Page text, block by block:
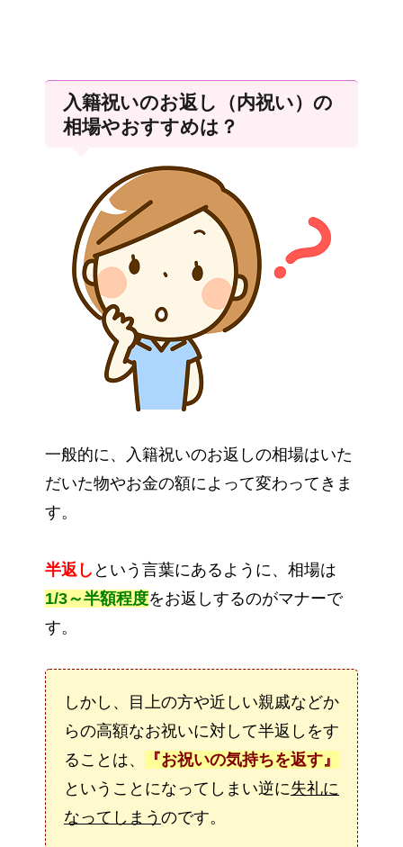
入籍祝いのお返し（内祝い）の
相場やおすすめは？
一般的に、入籍祝いのお返しの相場はいた
だいた物やお金の額によって変わってきま
す。
半返し という言葉にあるように、相場は
1/3～半額程度をお返しするのがマナーで
す。
しかし、目上の方や近しい親戚などか
らの高額なお祝いに対して半返しをす
ることは、
『お祝いの気持ちを返す』
ということになってしまい逆に失礼に
なってしまう のです。